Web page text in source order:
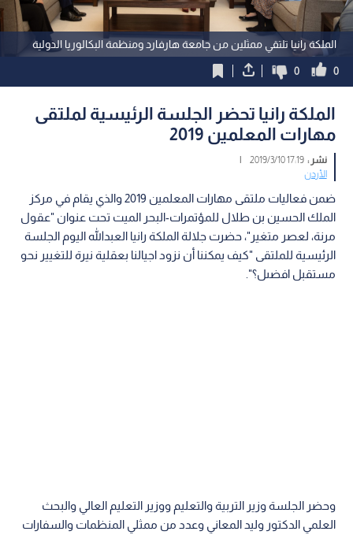
الملكة رانيا تلتقي ممثلين من جامعة هارفارد ومنظمة البكالوريا الدولية
0
0
الملكة رانيا تحضر الجلسة الرئيسية لملتقى
مهارات المعلمين 2019
نشر :17:19 2019/3/10
|
الأردن
ضمن فعاليات ملتقى مهارات المعلمين 2019 والذي يقام في مركز
الملك الحسين بن طلال للمؤتمرات-البحر الميت تحت عنوان "عقول
مرنة، لعصر متغير"، حضرت جلالة الملكة رانيا العبدالله اليوم الجلسة
الرئيسية للملتقى "كيف يمكننا أن نزود اجيالنا بعقلية نيرة للتغيير نحو
مستقبل افضىل؟".
وحضر الجلسة وزير التربية والتعليم ووزير التعليم العالي والبحث
العلمي الدكتور وليد المعاني وعدد من ممثلي المنظمات والسفارات